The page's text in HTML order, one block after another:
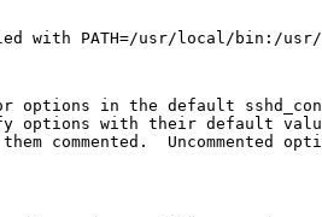
with PATH=/usr/local/bin:/
options in the default
options with their default
commented.  Uncommented